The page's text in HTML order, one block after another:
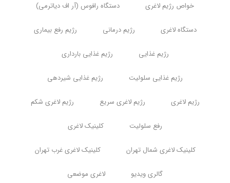
خواص رژیم لاغری دستگاه رافوس (آر اف دیاترمی)
دستگاه لاغری رژیم درمانی رژیم رفع بیماری
رژیم غذایی رژیم غذایی بارداری
رژیم غذایی سلولیت رژیم غذایی شیردهی
رژیم لاغری رژیم لاغری سریع رژیم لاغری شکم
رفع سلولیت کلینیک لاغری
کلینیک لاغری شمال تهران کلینیک لاغری غرب تهران
گالری ویدیو لاغری موضعی